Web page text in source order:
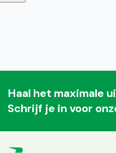
Haal het maximale
Schrijf je in voor